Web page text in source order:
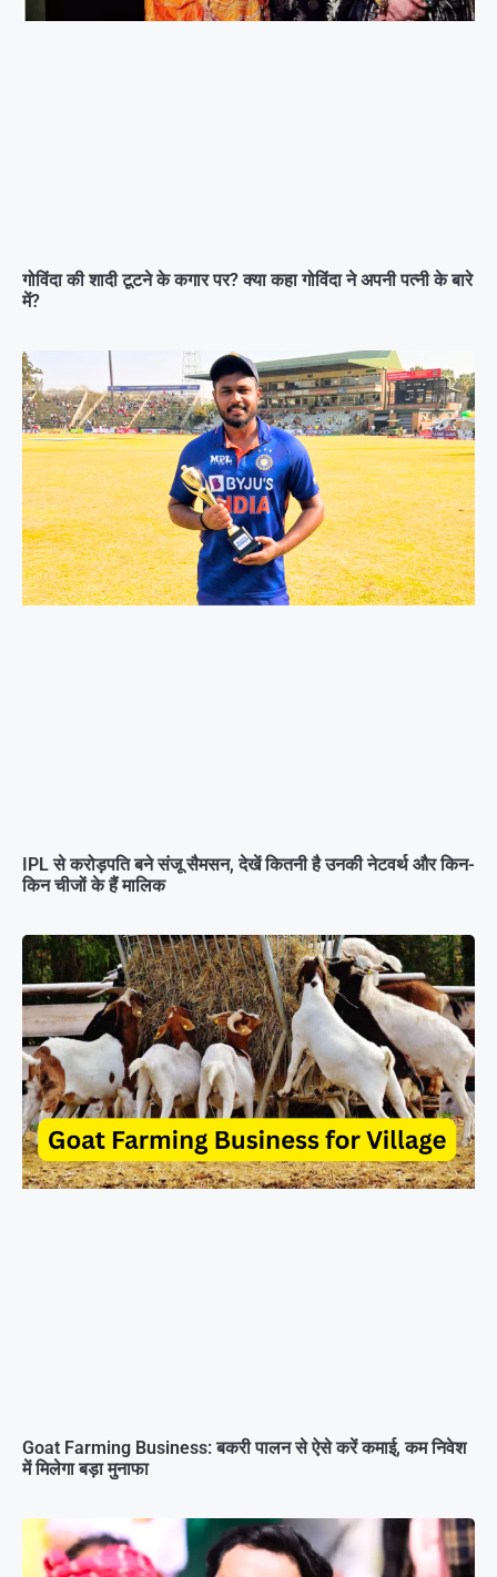
गोविंदा की शादी टूटने के कगार पर? क्या कहा गोविंदा ने अपनी पत्नी के बारे
में?
IPL से करोड़पति बने संजू सैमसन, देखें कितनी है उनकी नेटवर्थ और किन-
किन चीजों के हैं मालिक
Goat Farming Business: बकरी पालन से ऐसे करें कमाई, कम निवेश
में मिलेगा बड़ा मुनाफा